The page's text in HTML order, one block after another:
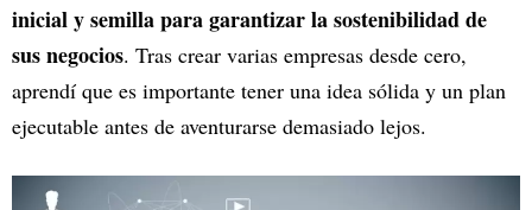
inicial y semilla para garantizar la sostenibilidad de
sus negocios. Tras crear varias empresas desde cero,
aprendí que es importante tener una idea sólida y un plan
ejecutable antes de aventurarse demasiado lejos.